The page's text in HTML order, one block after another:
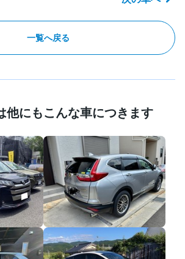
一覧へ戻る
他にもこんな車につきます